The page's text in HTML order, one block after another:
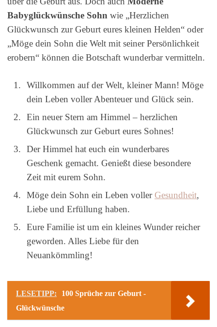
Babyglückwünsche Sohn wie „Herzlichen
Glückwunsch zur Geburt eures kleinen Helden“ oder
„Möge dein Sohn die Welt mit seiner Persönlichkeit
erobern“ können die Botschaft wunderbar vermitteln.
Willkommen auf der Welt, kleiner Mann! Möge
dein Leben voller Abenteuer und Glück sein.
Ein neuer Stern am Himmel – herzlichen
Glückwunsch zur Geburt eures Sohnes!
Der Himmel hat euch ein wunderbares
Geschenk gemacht. Genießt diese besondere
Zeit mit eurem Sohn.
Möge dein Sohn ein Leben voller Gesundheit,
Liebe und Erfüllung haben.
Eure Familie ist um ein kleines Wunder reicher
geworden. Alles Liebe für den
Neuankömmling!
LESETIPP:
100 Sprüche zur Geburt -
Glückwünsche